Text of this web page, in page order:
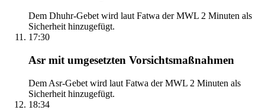
Dem Dhuhr-Gebet wird laut Fatwa der MWL 2 Minuten als
Sicherheit hinzugefügt.
17:30
Asr mit umgesetzten Vorsichtsmaßnahmen
Dem Asr-Gebet wird laut Fatwa der MWL 2 Minuten als
Sicherheit hinzugefügt.
18:34